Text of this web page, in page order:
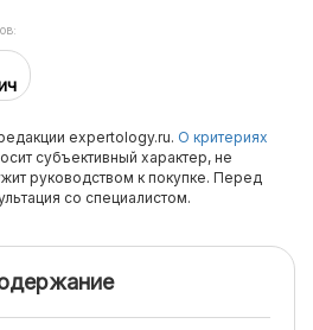
expertology.ru. О критериях
субъективный характер, не
руководством к покупке. Перед
со специалистом.